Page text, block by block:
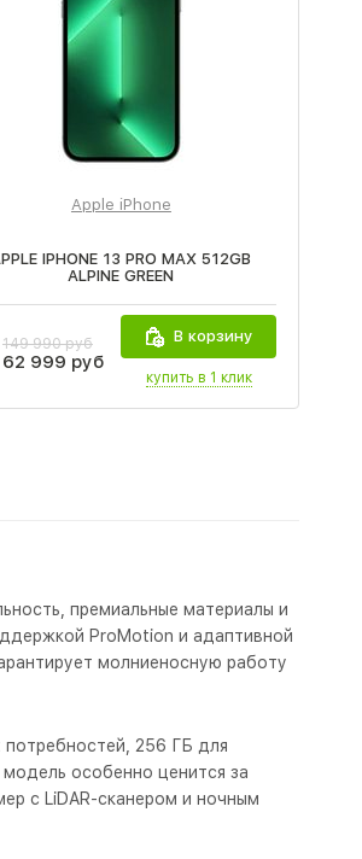
Apple iPhone
IPHONE 13 PRO MAX 512GB
ALPINE GREEN
149 990 руб
62 999 руб
В корзину
купить в 1 клик
премиальные материалы и
ProMotion и адаптивной
молниеносную работу
256 ГБ для
особенно ценится за
с LiDAR-сканером и ночным